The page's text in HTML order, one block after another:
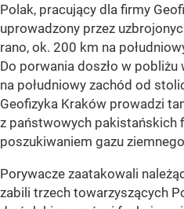
Polak, pracujący dla firmy
uprowadzony przez
rano, ok. 200 km na
Do porwania doszło w pobliżu
na południowy zachód od
Geofizyka Kraków prowadzi
z państwowych pakistańskich
poszukiwaniem gazu
Porywacze zaatakowali
zabili trzech towarzyszących